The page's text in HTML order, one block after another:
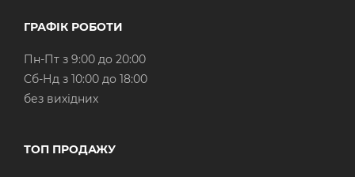
ГРАФІК РОБОТИ
Пн-Пт з 9:00 до 20:00
Cб-Нд з 10:00 до 18:00
без вихідних
ТОП ПРОДАЖУ